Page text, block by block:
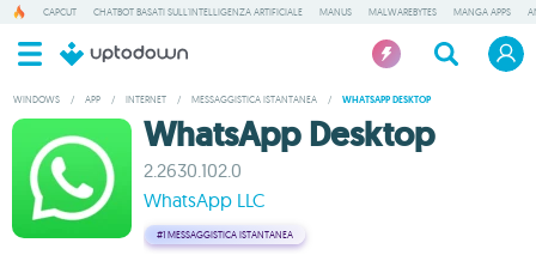
CAPCUT CHATBOT BASATI SULL'INTELLIGENZA ARTIFICIALE MANUS MALWAREBYTES MANGA APPS
WINDOWS / APP / INTERNET / MESSAGGISTICA ISTANTANEA / WHATSAPP DESKTOP
WhatsApp Desktop
2.2630.102.0
WhatsApp LLC
#1 MESSAGGISTICA ISTANTANEA